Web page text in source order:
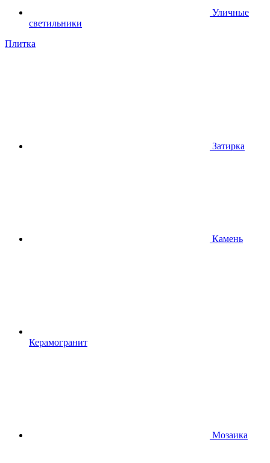
Уличные
светильники
Плитка
Затирка
Камень
Керамогранит
Мозаика